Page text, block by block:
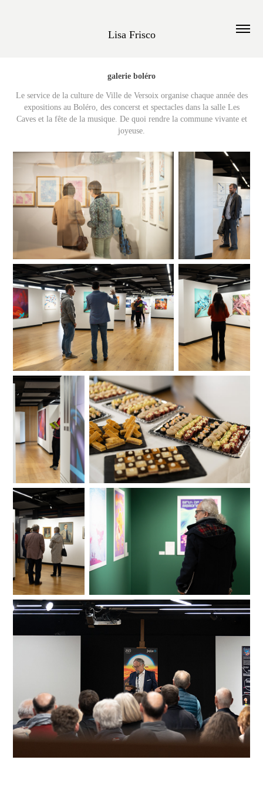
Lisa Frisco
galerie boléro
Le service de la culture de Ville de Versoix organise chaque année des
expositions au Boléro, des concerst et spectacles dans la salle Les
Caves et la fête de la musique. De quoi rendre la commune vivante et
joyeuse.